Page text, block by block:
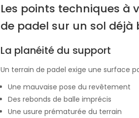
Les points techniques à
de padel sur un sol déjà
La planéité du support
Un terrain de padel exige une surface
Une mauvaise pose du revêtement
Des rebonds de balle imprécis
Une usure prématurée du terrain